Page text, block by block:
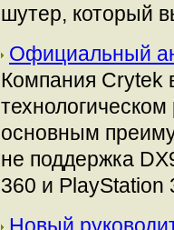
шутер, который
Официальный
Компания Crytek
основным
не поддержка
360 и PlayStation